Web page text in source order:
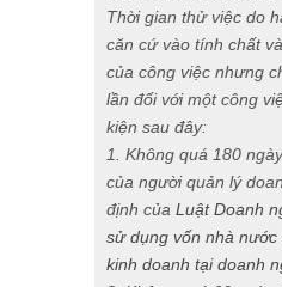
Thời gian thử việc do
căn cứ vào tính chất
của công việc nhưng
lần đối với một công
kiện sau đây:
1. Không quá 180
của người quản lý
định của Luật Doanh
sử dụng vốn nhà nước
kinh doanh tại doanh